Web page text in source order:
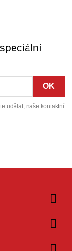
udělat, naše kontaktní

